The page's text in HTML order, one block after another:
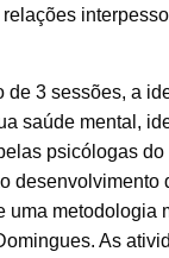
de 3 sessões, a
saúde mental,
psicólogas
desenvolvimento
uma metodologia
As